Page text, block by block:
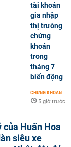
tài khoản
gia nhập
thị trường
chứng
khoán
trong
tháng 7
biến động
CHỨNG KHOÁN -
5 giờ trước
Huấn Hoa
siêu xe